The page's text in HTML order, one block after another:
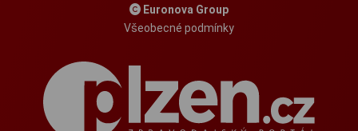
Euronova Group
Všeobecné podmínky